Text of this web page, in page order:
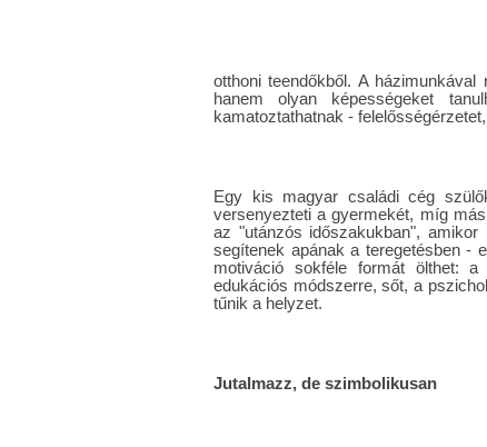
otthoni teendőkből. A
hanem olyan képességeket
kamatoztathatnak -
Egy kis magyar családi cég
versenyezteti a gyermekét, míg
az "utánzós időszakukban",
segítenek apának a teregetésben -
motiváció sokféle formát ölthet:
edukációs módszerre, sőt, a
tűnik a helyzet.
Jutalmazz, de szimbolikusan